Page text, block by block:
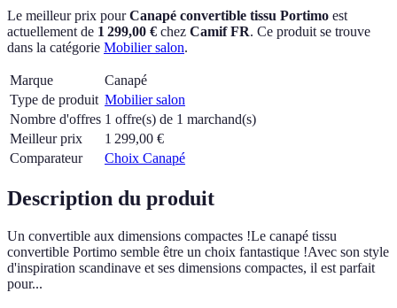
Le meilleur prix pourCanapé convertible tissu Portimo est
actuellement de 1 299,00 € chez Camif FR. Ce produit se trouve
dans la catégorie Mobilier salon.
Marque
Canapé
Type de produit Mobilier salon
Nombre d'offres 1 offre(s) de 1 marchand(s)
Meilleur prix
1 299,00 €
Comparateur
Choix Canapé
Description du produit
Un convertible aux dimensions compactes !Le canapé tissu
convertible Portimo semble être un choix fantastique !Avec son style
d'inspiration scandinave et ses dimensions compactes, il est parfait
pour...